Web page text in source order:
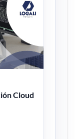
Cloud